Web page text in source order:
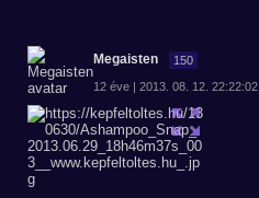
Megaisten 150
12 éve | 2013. 08. 12. 22:22:02